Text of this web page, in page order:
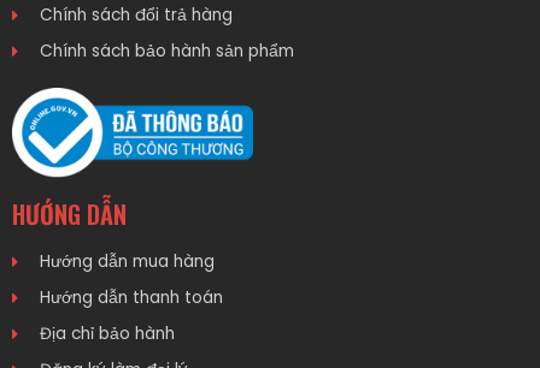
Chính sách đổi trả hàng
Chính sách bảo hành sản phẩm
HƯỚNG DẪN
Hướng dẫn mua hàng
Hướng dẫn thanh toán
Địa chỉ bảo hành